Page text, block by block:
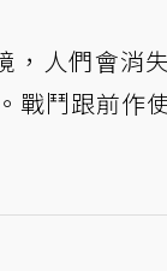
，人們會消
戰鬥跟前作